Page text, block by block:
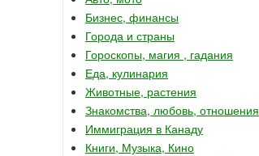
Бизнес, финансы
Города и страны
Гороскопы, магия , гадания
Еда, кулинария
Животные, растения
Знакомства, любовь, отношения
Иммиграция в Канаду
Книги, Музыка, Кино